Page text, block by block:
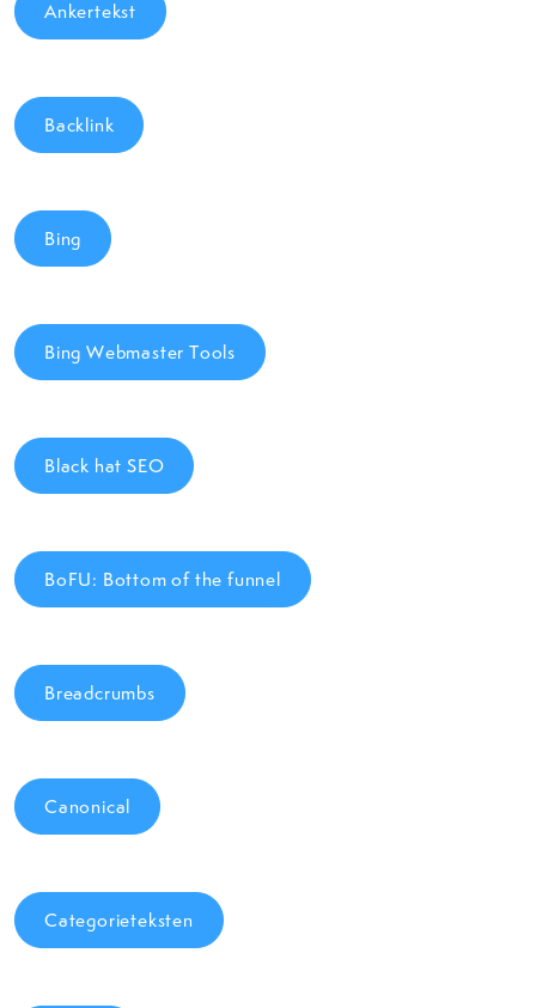
Ankertekst
Backlink
Bing
Bing Webmaster Tools
Black hat SEO
BoFU: Bottom of the funnel
Breadcrumbs
Canonical
Categorieteksten